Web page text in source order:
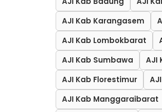
AJI Kab Karangasem
AJI Kab Lombokbarat
AJI Kab Sumbawa
AJI
AJI Kab Florestimur
AJI Kab Manggaraibarat